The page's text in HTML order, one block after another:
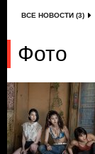
ВСЕ НОВОСТИ (3)
Фото